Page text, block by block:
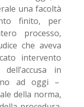
una facoltà
finito, per
processo,
che aveva
intervento
in
ad oggi –
della norma,